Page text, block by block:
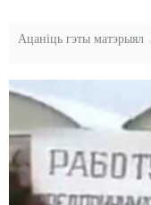
Ацаніць гэты матэрыял
Дзяржава
Дыскрымінацыя
Затрыманьні
Карная псыхіятрыя
КПЧ ААН